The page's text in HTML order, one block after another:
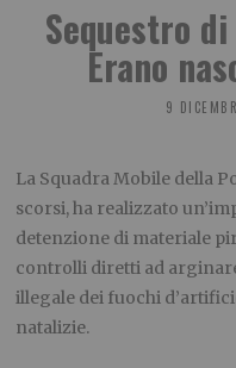
Sequestro
Erano
9
La Squadra Mobile della
scorsi, ha realizzato
detenzione di materiale
controlli diretti ad
illegale dei fuochi
natalizie.